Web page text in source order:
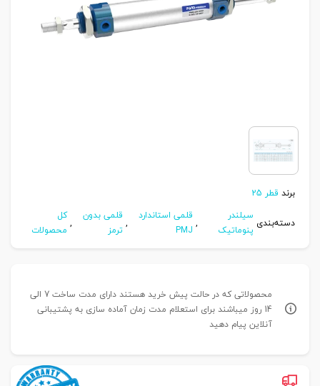
برند قطر 25
دسته‌بندی سیلندر
پنوماتیک
, قلمی استاندارد
PMJ
, قلمی بدون
ترمز
,کل
محصولات
محصولاتی که در حالت پیش خرید هستند دارای مدت ساخت 7 الی
14 روز میباشند برای استعلام مدت زمان آماده سازی به پشتیبانی
آنلاین پیام دهید